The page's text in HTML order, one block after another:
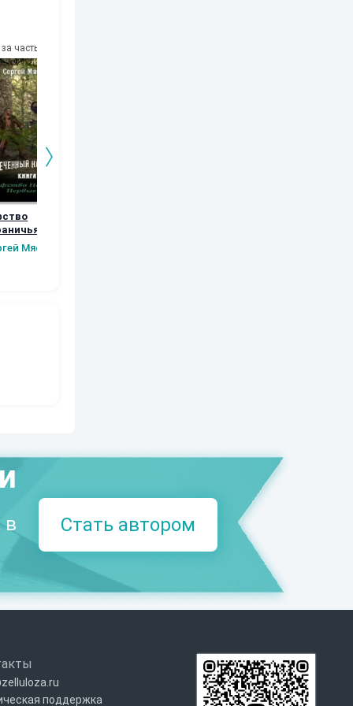
за часть
шаги.
2
Мясищев
в
Стать автором
поддержка